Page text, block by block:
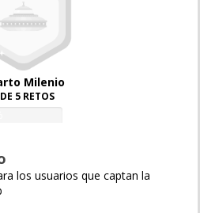
Milenio
5 RETOS
los usuarios que captan la